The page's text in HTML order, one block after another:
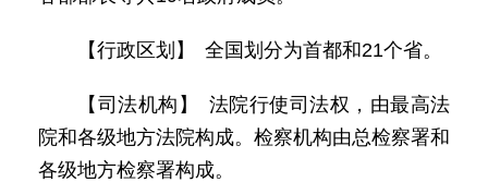
【行政区划】 全国划分为首都和21个省。
【司法机构】 法院行使司法权，由最高法
院和各级地方法院构成。检察机构由总检察署和
各级地方检察署构成。